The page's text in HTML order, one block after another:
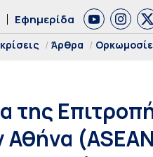
Εφημερίδα
Άρθρα
της
(ASEAN